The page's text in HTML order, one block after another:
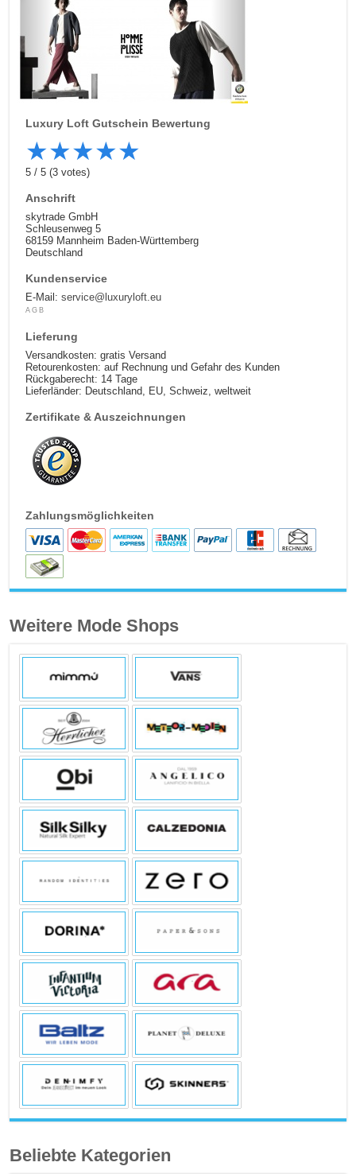
Luxury Loft Gutschein Bewertung
★★★★★
5/5 (3 votes)
Anschrift
skytrade GmbH
Schleusenweg 5
68159 Mannheim Baden-Württemberg
Deutschland
Kundenservice
E-Mail:service@luxuryloft.eu
AGB
Lieferung
Versandkosten: gratis Versand
Retourenkosten: auf Rechnung und Gefahr des Kunden
Rückgaberecht: 14 Tage
Lieferländer: Deutschland, EU, Schweiz, weltweit
Zertifikate & Auszeichnungen
Zahlungsmöglichkeiten
Weitere Mode Shops
Beliebte Kategorien